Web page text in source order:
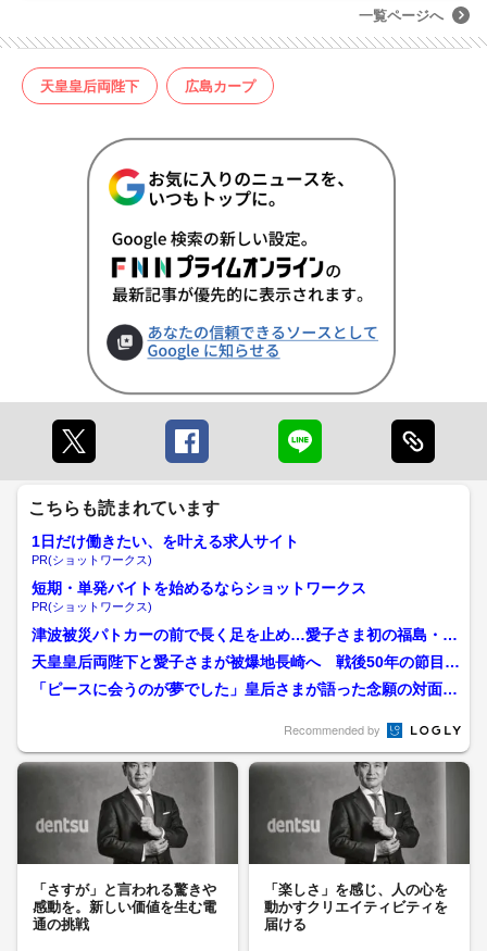
一覧ページへ
天皇皇后両陛下 広島カープ
こちらも読まれています
1日だけ働きたい、を叶える求人サイト
PR(ショットワークス)
短期・単発バイトを始めるならショットワークス
PR(ショットワークス)
津波被災パトカーの前で長く足を止め…愛子さま初の福島・被
災地訪問で見せた「継承」...
天皇皇后両陛下と愛子さまが被爆地長崎へ 戦後50年の節目に
「慰霊の旅」を行った上...
「ピースに会うのが夢でした」皇后さまが語った念願の対面
Recommended by
「さすが」と言われる驚きや
感動を。新しい価値を生む電
通の挑戦
「楽しさ」を感じ、人の心を
動かすクリエイティビティを
届ける